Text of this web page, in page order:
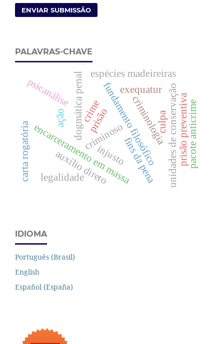
ENVIAR SUBMISSÃO
PALAVRAS-CHAVE
ação crime
dogmática penal fundamento filosófico
criminologia
criminoso
psicanálise
injusto
culpa
encarceramento em massa
espécies madeireiras
unidades de conservação
fins da pena
carta rogatória auxílio direto
exequatur
legalidade
prisão prisão preventivapacote anticrime
IDIOMA
Português (Brasil)
English
Español (España)